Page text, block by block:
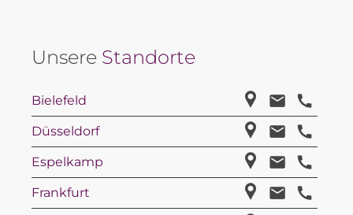
Unsere Standorte
Bielefeld
Düsseldorf
Espelkamp
Frankfurt